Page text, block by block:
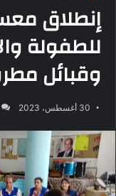
إنطلاق
للطفولة
وقبائل
30 أغسطس، 2023